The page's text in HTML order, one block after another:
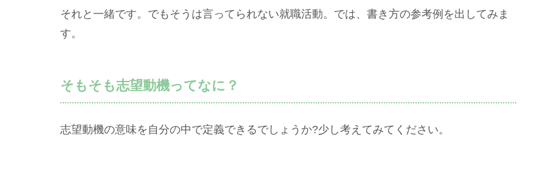
それと一緒です。でもそうは言ってられない就職活動。では、書き方の参考例を出してみま
す。
そもそも志望動機ってなに？
志望動機の意味を自分の中で定義できるでしょうか?少し考えてみてください。